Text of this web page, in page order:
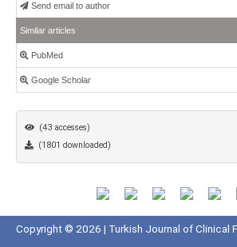
Send email to author
Similar articles
PubMed
Google Scholar
(43 accesses)
(1801 downloaded)
Copyright © 2026 | Turkish Journal of Clinical